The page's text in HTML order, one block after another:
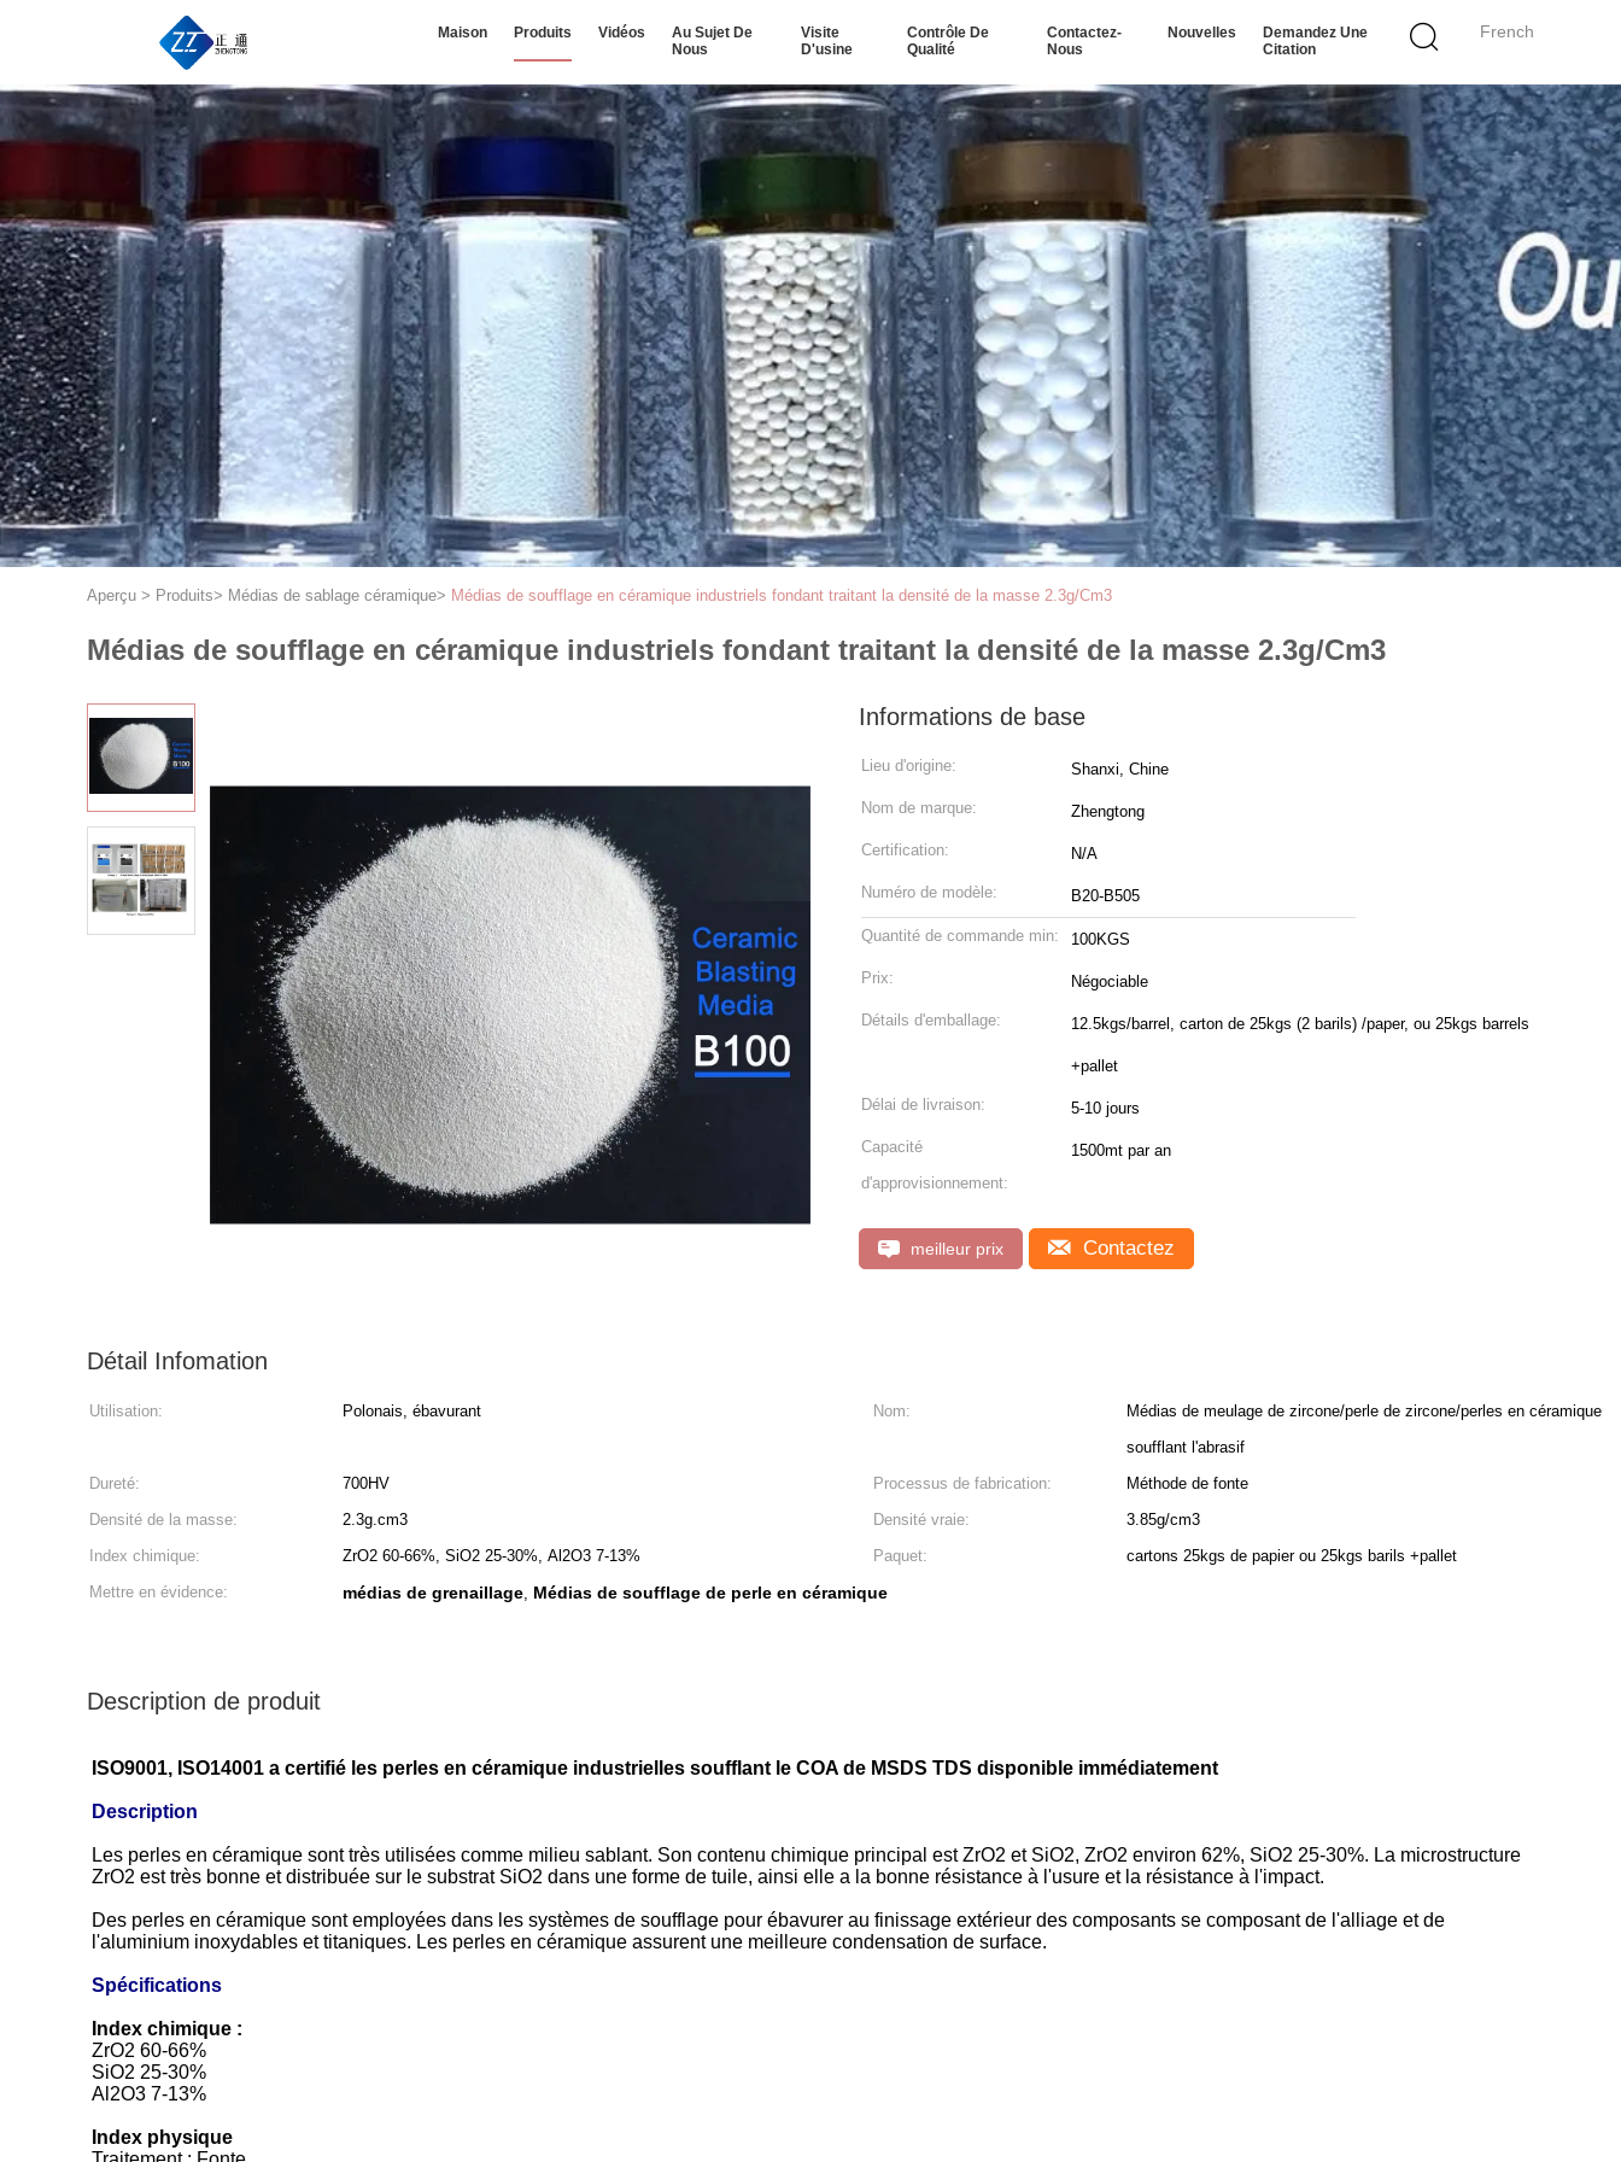
French
Maison Produits Vidéos
Au Sujet De
Nous
Visite
D'usine
Contrôle De
Qualité
Contactez-
Nous
Nouvelles
Demandez Une
Citation
Aperçu > Produits> Médias de sablage céramique> Médias de soufflage en céramique industriels fondant traitant la densité de la masse 2.3g/Cm3
Médias de soufflage en céramique industriels fondant traitant la densité de la masse 2.3g/Cm3
Informations de base
Lieu d'origine: Shanxi, Chine
Nom de marque: Zhengtong
Certification: N/A
Numéro de modèle: B20-B505
Quantité de commande min: 100KGS
Prix: Négociable
Détails d'emballage: 12.5kgs/barrel, carton de 25kgs (2 barils) /paper, ou 25kgs barrels
+pallet
Délai de livraison: 5-10 jours
Capacité
d'approvisionnement:
1500mt par an
meilleur prix Contactez
Détail Infomation
Utilisation: Polonais, ébavurant Nom:
Médias de meulage de zircone/perle de zircone/perles en céramique
soufflant l'abrasif
Dureté:
700HV Processus de fabrication:
Méthode de fonte
Densité de la masse:
2.3g.cm3 Densité vraie:
3.85g/cm3
Index chimique:
ZrO2 60-66%, SiO2 25-30%, Al2O3 7-13% Paquet:
cartons 25kgs de papier ou 25kgs barils +pallet
Mettre en évidence:
médias de grenaillage, Médias de soufflage de perle en céramique
Description de produit
ISO9001, ISO14001 a certifié les perles en céramique industrielles soufflant le COA de MSDS TDS disponible immédiatement
Description
Les perles en céramique sont très utilisées comme milieu sablant. Son contenu chimique principal est ZrO2 et SiO2, ZrO2 environ 62%, SiO2 25-30%. La microstructure
ZrO2 est très bonne et distribuée sur le substrat SiO2 dans une forme de tuile, ainsi elle a la bonne résistance à l'usure et la résistance à l'impact.
Des perles en céramique sont employées dans les systèmes de soufflage pour ébavurer au finissage extérieur des composants se composant de l'alliage et de
l'aluminium inoxydables et titaniques. Les perles en céramique assurent une meilleure condensation de surface.
Spécifications
Index chimique :
ZrO2 60-66%
SiO2 25-30%
Al2O3 7-13%
Index physique